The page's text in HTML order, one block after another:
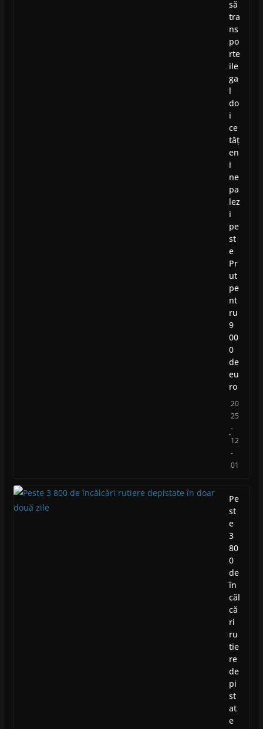
să
tra
ns
po
rte
ile
ga
l
do
i
ce
tăț
en
i
ne
pa
lez
i
pe
st
e
Pr
ut
pe
nt
ru
9
00
0
de
eu
ro
20
25
-
12
-
01
Pe
st
e
3
80
0
de
în
căl
că
ri
ru
tie
re
de
pi
st
at
e